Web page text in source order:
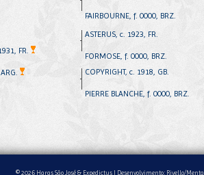
FR.
FAIRBOURNE, f. 0000, BRZ.
ASTERUS, c. 1923, FR.
FORMOSE, f. 0000, BRZ.
COPYRIGHT, c. 1918, GB.
PIERRE BLANCHE, f. 0000, BRZ.
© 2026 Haras São José & Expedictus | Desenvolvimento: Rivello/Menta